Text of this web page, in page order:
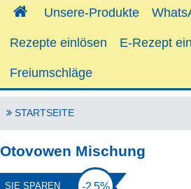
Unsere-Produkte
Rezepte einlösen E-Rezept
Freiumschläge
STARTSEITE
Otovowen Mischung
SIE SPAREN -2,5%